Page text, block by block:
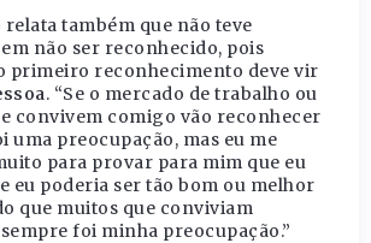
também que não teve
não ser reconhecido, pois
primeiro reconhecimento deve vir
. “Se o mercado de trabalho ou
convivem comigo vão reconhecer
uma preocupação, mas eu me
para provar para mim que eu
eu poderia ser tão bom ou melhor
que muitos que conviviam
foi minha preocupação.”